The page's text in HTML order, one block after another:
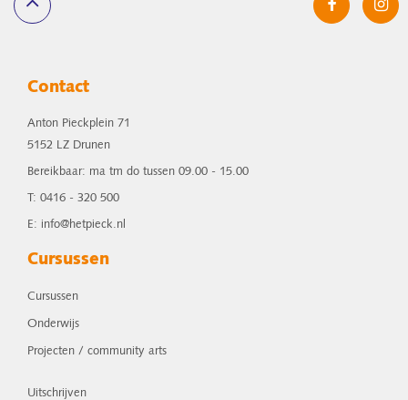
Contact
Anton Pieckplein 71
5152 LZ Drunen
Bereikbaar: ma tm do tussen 09.00 - 15.00
T: 0416 - 320 500
E: info@hetpieck.nl
Cursussen
Cursussen
Onderwijs
Projecten / community arts
Uitschrijven